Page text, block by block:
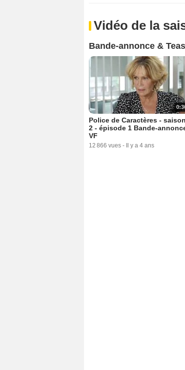
Vidéo de la
Bande-annonce &
Police de Caractères - saison
2 - épisode 1 Bande-
VF
12 866 vues - Il y a 4 ans